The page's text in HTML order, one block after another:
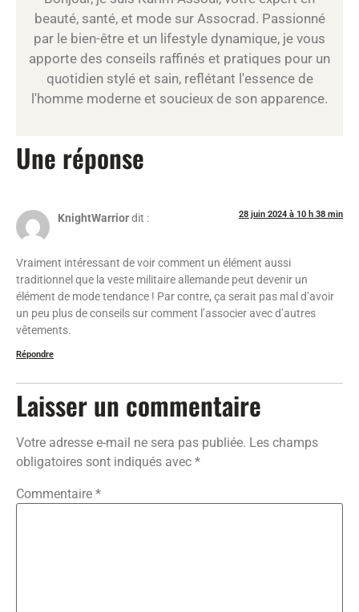
beauté, santé, et mode sur Assocrad. Passionné
par le bien-être et un lifestyle dynamique, je vous
apporte des conseils raffinés et pratiques pour un
quotidien stylé et sain, reflétant l'essence de
l'homme moderne et soucieux de son apparence.
Une réponse
KnightWarriordit : 28 juin 2024 à 10 h 38 min
Vraiment intéressant de voir comment un élément aussi
traditionnel que la veste militaire allemande peut devenir un
élément de mode tendance ! Par contre, ça serait pas mal d’avoir
un peu plus de conseils sur comment l’associer avec d’autres
vêtements.
Répondre
Laisser un commentaire
Votre adresse e-mail ne sera pas publiée. Les champs
obligatoires sont indiqués avec *
Commentaire *